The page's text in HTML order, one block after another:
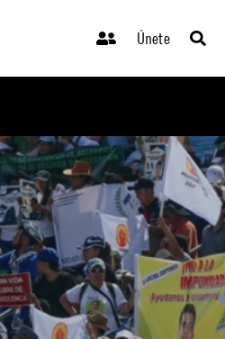
Únete